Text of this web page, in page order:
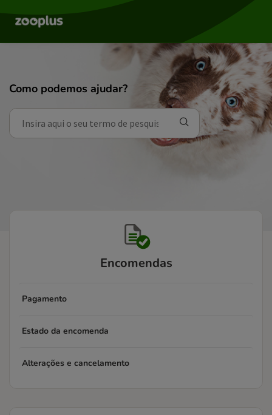
Como podemos ajudar?
Encomendas
Pagamento
Estado da encomenda
Alterações e cancelamento